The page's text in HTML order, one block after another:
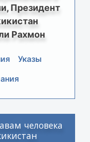
Президент
Рахмон
Указы
человека